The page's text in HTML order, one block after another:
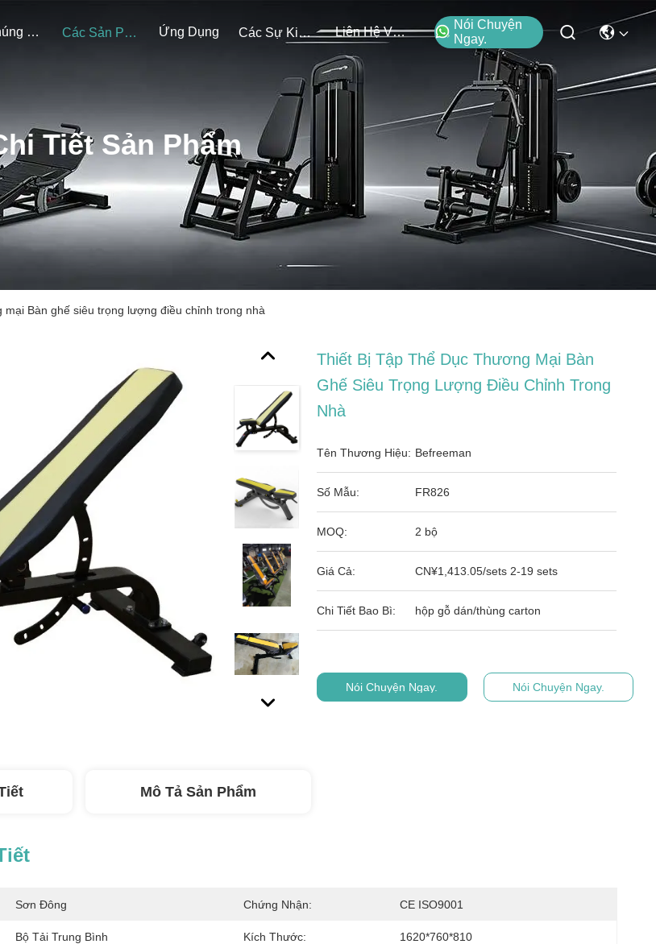
Về Chúng Tôi Các Sản Phẩm Ứng Dụng Các Sự Kiện Liên Hệ Với Chúng Tôi
Nói Chuyện
Ngay.
Tiết Sản Phẩm
Bàn ghế siêu trọng lượng điều chỉnh trong nhà
Thiết Bị Tập Thể Dục Thương Mại Bàn
Ghế Siêu Trọng Lượng Điều Chỉnh Trong
Nhà
Tên Thương Hiệu: Befreeman
Số Mẫu: FR826
MOQ: 2 bộ
Giá Cả: CN¥1,413.05/sets 2-19 sets
Chi Tiết Bao Bì: hộp gỗ dán/thùng carton
Nói Chuyện Ngay. Nói Chuyện Ngay.
Mô Tả Sản Phẩm
Sơn Đông Chứng Nhận: CE ISO9001
Bộ Tải Trung Bình Kích Thước: 1620*760*810